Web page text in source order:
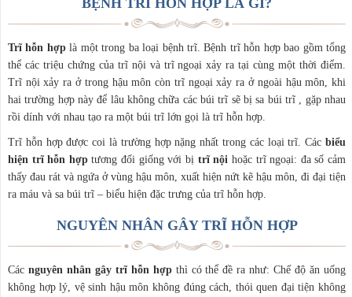
Trĩ hỗn hợplà một trong ba loại bệnh trĩ. Bệnh trĩ hỗn hợp bao gồm tổng
thể các triệu chứng của trĩ nội và trĩ ngoại xảy ra tại cùng một thời điểm.
Trĩ nội xảy ra ở trong hậu môn còn trĩ ngoại xảy ra ở ngoài hậu môn, khi
hai trường hợp này để lâu không chữa các búi trĩ sẽ bị sa búi trĩ , gặp nhau
rồi dính với nhau tạo ra một búi trĩ lớn gọi là trĩ hỗn hợp.
Trĩ hỗn hợp được coi là trường hợp nặng nhất trong các loại trĩ. Cácbiểu
hiện trĩ hỗn hợptương đối giống với bị trĩ nội hoặc trĩ ngoại: đa số cảm
thấy đau rát và ngứa ở vùng hậu môn, xuất hiện nứt kẽ hậu môn, đi đại tiện
ra máu và sa búi trĩ – biểu hiện đặc trưng của trĩ hỗn hợp.
NGUYÊN NHÂN GÂY TRĨ HỖN HỢP
Các nguyên nhân gây trĩ hỗn hợpthì có thể đề ra như: Chế độ ăn uống
không hợp lý, vệ sinh hậu môn không đúng cách, thói quen đại tiện không